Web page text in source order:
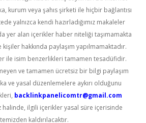
kurum veya şahıs şirketi ile hiçbir bağlantısı
yalnızca kendi hazırladığımız makaleler
yer alan içerikler haber niteliği taşımamakta
hakkında paylaşım yapılmamaktadır.
ile isim benzerlikleri tamamen tesadüfidir.
ve tamamen ücretsiz bir bilgi paylaşım
ve yasal düzenlemelere aykırı olduğunu
backlinkpanelicomtr@gmail.com
ilgili içerikler yasal süre içerisinde
kaldırılacaktır.